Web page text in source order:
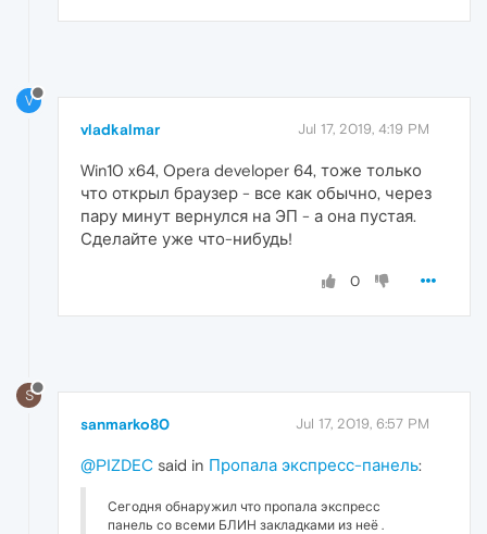
V
vladkalmar Jul 17, 2019, 4:19 PM
Win10 x64, Opera developer 64, тоже только
что открыл браузер - все как обычно, через
пару минут вернулся на ЭП - а она пустая.
Сделайте уже что-нибудь!
0
S
sanmarko80 Jul 17, 2019, 6:57 PM
@PIZDEC said in Пропала экспресс-панель:
Сегодня обнаружил что пропала экспресс
панель со всеми БЛИН закладками из неё .